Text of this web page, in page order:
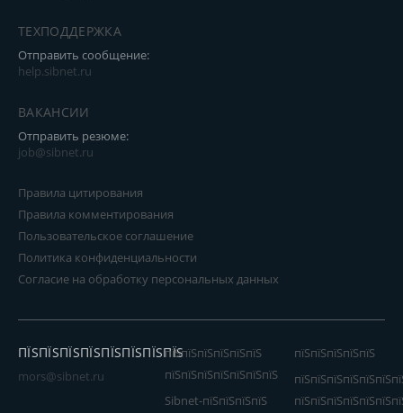
ТЕХПОДДЕРЖКА
Отправить сообщение:
help.sibnet.ru
ВАКАНСИИ
Отправить резюме:
job@sibnet.ru
Правила цитирования
Правила комментирования
Пользовательское соглашение
Политика конфиденциальности
Согласие на обработку персональных данных
ПЇЅПЇЅПЇЅПЇЅПЇЅПЇЅПЇЅПЇЅ
mors@sibnet.ru
пїЅпїЅпїЅпїЅпїЅпїЅ
пїЅпїЅпїЅпїЅпїЅпїЅпїЅ
Sibnet-пїЅпїЅпїЅпїЅ
пїЅпїЅпїЅпїЅпїЅ